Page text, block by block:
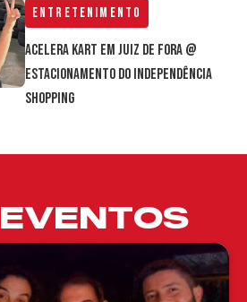
Entretenimento
Acelera Kart em Juiz de Fora @
estacionamento do Independência
Shopping
EVENTOS